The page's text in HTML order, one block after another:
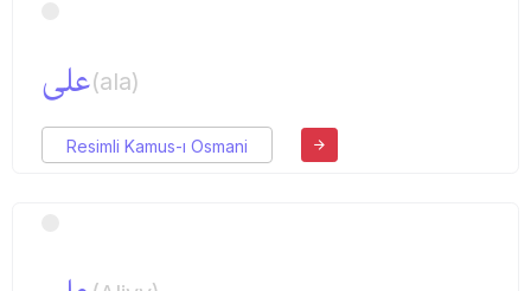
علی(ala)
Resimli Kamus-ı Osmani